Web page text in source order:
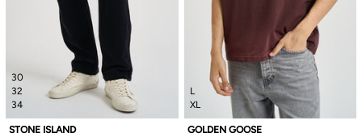
30
32
34
STONE ISLAND
L
XL
GOLDEN GOOSE